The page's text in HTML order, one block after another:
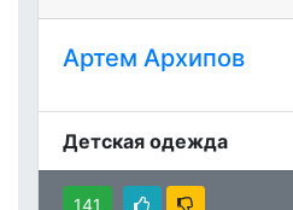
Артем Архипов
Детская одежда
141